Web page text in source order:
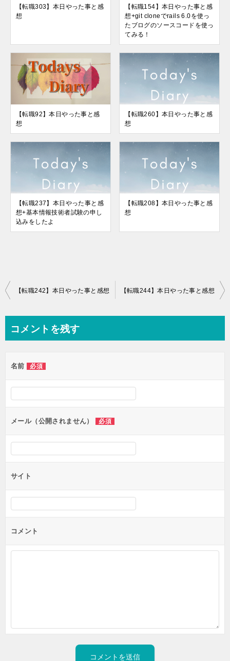
【転職303】本日やった事と感
想
【転職154】本日やった事と感
想+git cloneでrails 6.0を使っ
たブログのソースコードを使っ
てみる！
【転職92】本日やった事と感
想
【転職260】本日やった事と感
想
【転職237】本日やった事と感
想+基本情報技術者試験の申し
込みをしたよ
【転職208】本日やった事と感
想
投
ビ
ー
シ
ン
【転職242】本日やった事と感想 【転職244】本日やった事と感想
コメントを残す
名前 必須
メール（公開されません） 必須
サイト
コメント